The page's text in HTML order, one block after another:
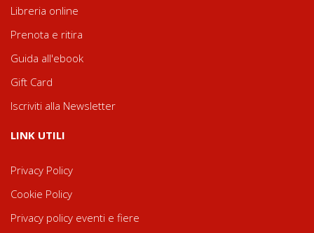
Libreria online
Prenota e ritira
Guida all'ebook
Gift Card
Iscriviti alla Newsletter
LINK UTILI
Privacy Policy
Cookie Policy
Privacy policy eventi e fiere